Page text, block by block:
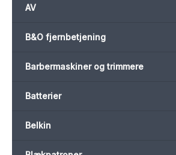
AV
B&O fjernbetjening
Barbermaskiner og trimmere
Batterier
Belkin